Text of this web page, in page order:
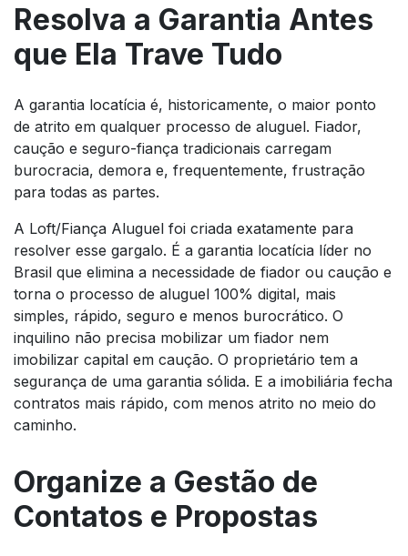
Resolva a Garantia Antes
que Ela Trave Tudo
A garantia locatícia é, historicamente, o maior ponto
de atrito em qualquer processo de aluguel. Fiador,
caução e seguro-fiança tradicionais carregam
burocracia, demora e, frequentemente, frustração
para todas as partes.
A Loft/Fiança Aluguel foi criada exatamente para
resolver esse gargalo. É a garantia locatícia líder no
Brasil que elimina a necessidade de fiador ou caução e
torna o processo de aluguel 100% digital, mais
simples, rápido, seguro e menos burocrático. O
inquilino não precisa mobilizar um fiador nem
imobilizar capital em caução. O proprietário tem a
segurança de uma garantia sólida. E a imobiliária fecha
contratos mais rápido, com menos atrito no meio do
caminho.
Organize a Gestão de
Contatos e Propostas